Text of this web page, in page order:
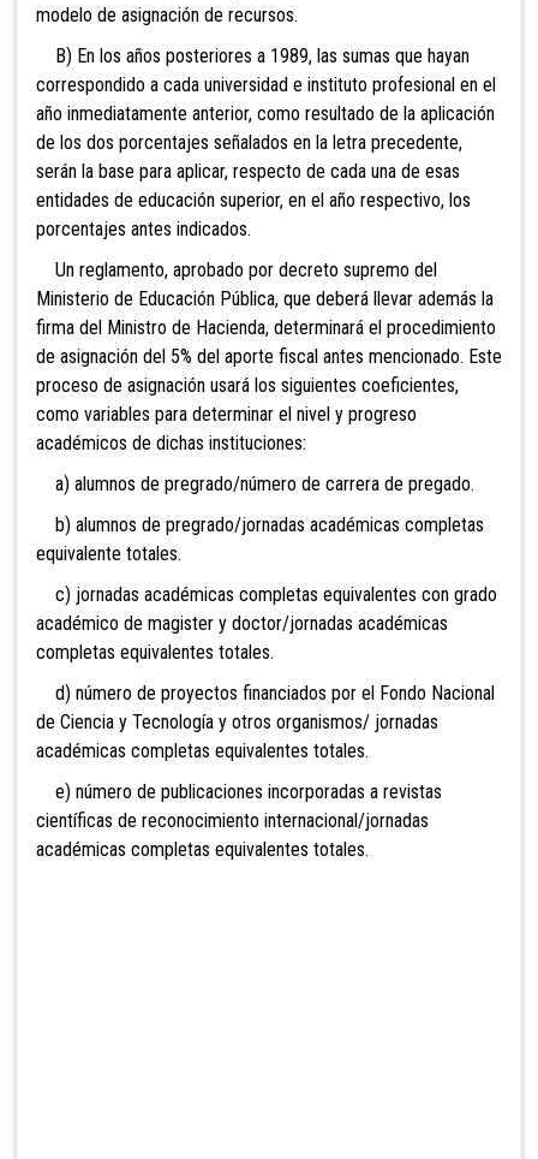
modelo de asignación de recursos.
B) En los años posteriores a 1989, las sumas que hayan
correspondido a cada universidad e instituto profesional en el
año inmediatamente anterior, como resultado de la aplicación
de los dos porcentajes señalados en la letra precedente,
serán la base para aplicar, respecto de cada una de esas
entidades de educación superior, en el año respectivo, los
porcentajes antes indicados.
Un reglamento, aprobado por decreto supremo del
Ministerio de Educación Pública, que deberá llevar además la
firma del Ministro de Hacienda, determinará el procedimiento
de asignación del 5% del aporte fiscal antes mencionado. Este
proceso de asignación usará los siguientes coeficientes,
como variables para determinar el nivel y progreso
académicos de dichas instituciones:
a) alumnos de pregrado/número de carrera de pregado.
b) alumnos de pregrado/jornadas académicas completas
equivalente totales.
c) jornadas académicas completas equivalentes con grado
académico de magister y doctor/jornadas académicas
completas equivalentes totales.
d) número de proyectos financiados por el Fondo Nacional
de Ciencia y Tecnología y otros organismos/ jornadas
académicas completas equivalentes totales.
e) número de publicaciones incorporadas a revistas
científicas de reconocimiento internacional/jornadas
académicas completas equivalentes totales.